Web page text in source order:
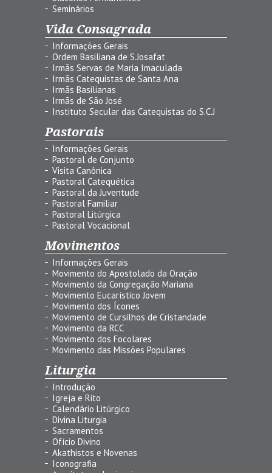
Seminários
Vida Consagrada
Informações Gerais
Ordem Basiliana de S.Josafat
Irmãs Servas de Maria Imaculada
Irmãs Catequistas de Santa Ana
Irmãs Basilianas
Irmãs de São José
Instituto Secular das Catequistas do S.C.J
Pastorais
Informações Gerais
Pastoral de Conjunto
Visita Canônica
Pastoral Catequética
Pastoral da Juventude
Pastoral Familiar
Pastoral Litúrgica
Pastoral Vocacional
Movimentos
Informações Gerais
Movimento do Apostolado da Oração
Movimento da Congregação Mariana
Movimento Eucarístico Jovem
Movimento dos Ícones
Movimento de Cursilhos de Cristandade
Movimento da RCC
Movimento dos Focolares
Movimento das Missões Populares
Liturgia
Introdução
Igreja e Rito
Calendário Litúrgico
Divina Liturgia
Sacramentos
Ofício Divino
Akathistos e Novenas
Iconografia